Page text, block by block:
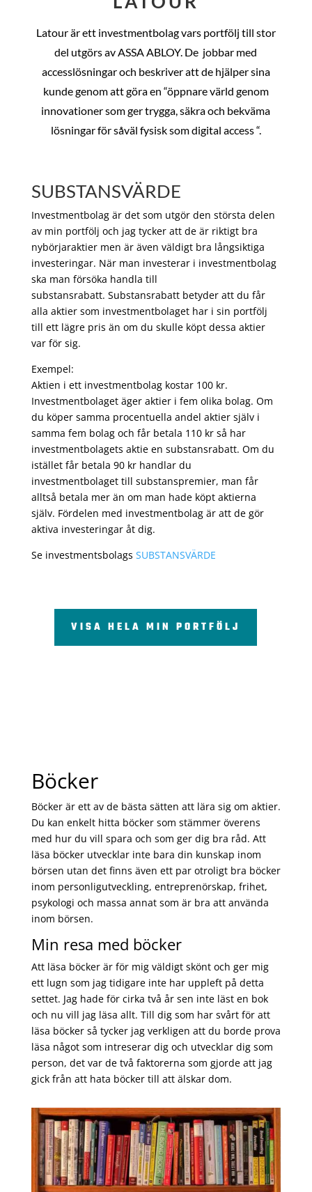
Latour är ett investmentbolag vars portfölj till stor
del utgörs av ASSA ABLOY. De jobbar med
accesslösningar och beskriver att de hjälper sina
kunde genom att göra en “öppnare värld genom
innovationer som ger trygga, säkra och bekväma
lösningar för såväl fysisk som digital access “.
SUBSTANSVÄRDE
Investmentbolag är det som utgör den största delen
av min portfölj och jag tycker att de är riktigt bra
nybörjaraktier men är även väldigt bra långsiktiga
investeringar. När man investerar i investmentbolag
ska man försöka handla till
substansrabatt. Substansrabatt betyder att du får
alla aktier som investmentbolaget har i sin portfölj
till ett lägre pris än om du skulle köpt dessa aktier
var för sig.
Exempel:
Aktien i ett investmentbolag kostar 100 kr.
Investmentbolaget äger aktier i fem olika bolag. Om
du köper samma procentuella andel aktier själv i
samma fem bolag och får betala 110 kr så har
investmentbolagets aktie en substansrabatt. Om du
istället får betala 90 kr handlar du
investmentbolaget till substanspremier, man får
alltså betala mer än om man hade köpt aktierna
själv. Fördelen med investmentbolag är att de gör
aktiva investeringar åt dig.
Se investmentsbolags SUBSTANSVÄRDE
VISA HELA MIN PORTFÖLJ
Böcker
Böcker är ett av de bästa sätten att lära sig om aktier.
Du kan enkelt hitta böcker som stämmer överens
med hur du vill spara och som ger dig bra råd. Att
läsa böcker utvecklar inte bara din kunskap inom
börsen utan det finns även ett par otroligt bra böcker
inom personligutveckling, entreprenörskap, frihet,
psykologi och massa annat som är bra att använda
inom börsen.
Min resa med böcker
Att läsa böcker är för mig väldigt skönt och ger mig
ett lugn som jag tidigare inte har uppleft på detta
settet. Jag hade för cirka två år sen inte läst en bok
och nu vill jag läsa allt. Till dig som har svårt för att
läsa böcker så tycker jag verkligen att du borde prova
läsa något som intreserar dig och utvecklar dig som
person, det var de två faktorerna som gjorde att jag
gick från att hata böcker till att älskar dom.